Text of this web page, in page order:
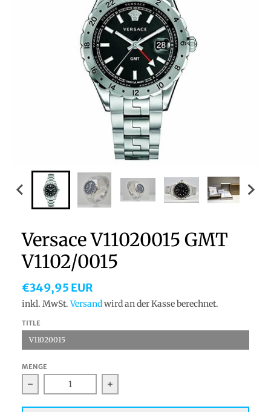
Versace V11020015 GMT
V1102/0015
€349,95 EUR
inkl. MwSt.Versandwird an der Kasse berechnet.
TITLE
V11020015
MENGE
Verringern Sie die Menge für Versace V11020015
Erhöhen Sie die Menge für Versace